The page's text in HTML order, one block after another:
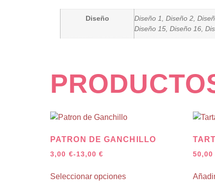
Diseño
Diseño 1, Diseño 2,
Diseño 15, Diseño 16,
PATRON DE GANCHILLO
3,00 €- 13,00€
Seleccionar opciones
50,00